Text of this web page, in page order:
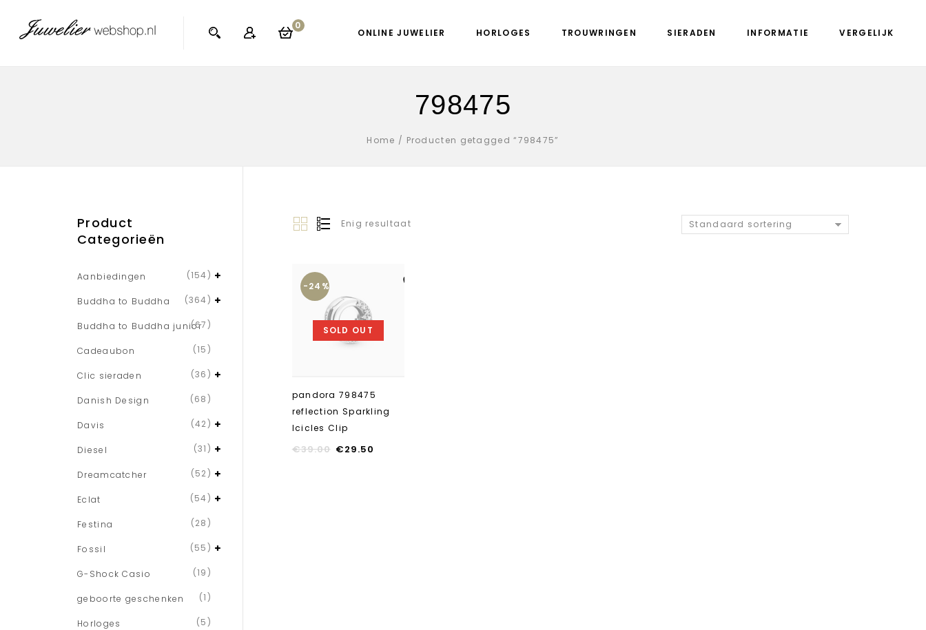
0
ONLINE JUWELIER HORLOGES TROUWRINGEN SIERADEN INFORMATIE VERGELIJK
798475
Home / Producten getagged “798475”
Enig resultaat Standaard sortering
SOLD OUT
-24%
pandora 798475
reflection Sparkling
Icicles Clip
€39.00 €29.50
Product
Categorieën
Aanbiedingen (154)
Buddha to Buddha (364)
Buddha to Buddha junior(67)
Cadeaubon (15)
Clic sieraden (36)
Danish Design (68)
Davis (42)
Diesel (31)
Dreamcatcher (52)
Eclat (54)
Festina (28)
Fossil (55)
G-Shock Casio (19)
geboorte geschenken (1)
Horloges (5)